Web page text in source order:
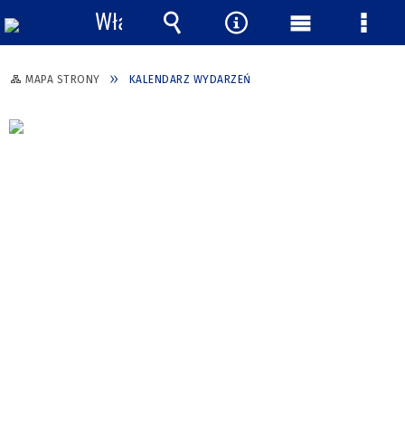
MAPA STRONY KALENDARZ WYDARZEŃ
Włącz
powiadomienia
Wyszukiwarka
Narzędzia
Menu Menu